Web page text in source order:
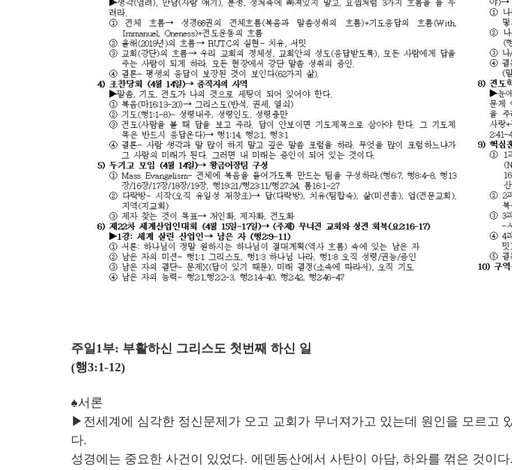
주일1부: 부활하신 그리스도 첫번째 하신 일
(행3:1-12)
♠서론
▶전세계에 심각한 정신문제가 오고 교회가 무너져가고 있는데 원인을 모르고
다.
성경에는 중요한 사건이 있었다. 에덴동산에서 사탄이 아담, 하와를 꺾은 것이